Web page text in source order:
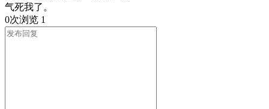
气死我了。
0次浏览 1